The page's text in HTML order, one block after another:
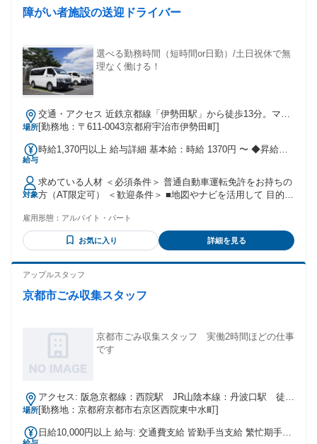
全額
理・車両誘導・歩行者誘導のお仕事経験者 勤務地問わず警備
ん・ママさんが活躍中の職場をお探しの方 大量募集など何人
かとサポートしながら一緒に働きたい方 前職居酒屋、飲食店
スタッフなど人と関わる仕事をしていた方 施設警備員・駐車
場警備・常駐警備のお仕事経験がある方や、単発で稼げる仕
る／ 学校、観光地、工場、病院、福祉施設、 オフィスビル、
鉄道、ショッピングモール、 ホテル、駐車場、イベント会
警備 守衛、パトロール 年齢の条件と理由：あり（18歳以上
障がい者施設の送迎ドライバー
選べる勤務時間（短時間or日勤）/土日祝休で無
理なく働ける！
場所
交通・アクセス 近鉄京都線「伊勢田駅」から徒歩13分。マイ
カー通勤可
[勤務地：〒611-0043京都府宇治市伊勢田町]
給与
時給1,370円以上 給与詳細 基本給：時給 1370円 〜 ◆昇給：
（3月支給） ※業績および勤務成績により 変動します
対象
求めている人材 ＜必須条件＞ 普通自動車運転免許をお持ちの
方（AT限定可） ＜歓迎条件＞ ■地図やナビを活用して 目的地
わりを大切にし、 喜びを分かち合える方 ■運転が好きな方 ■
福祉業界での勤務経験がある方 ◆こんな方に向いています ￣
￣￣￣￣￣￣￣￣￣￣￣￣￣ ・ご利用者さんの安全を最優先
て、単に目的地へ 送り届けるだけでなく、 一人ひとりへの適
転への 意識をお持ちの方 ・地域貢献に関心があり、 誰かの
雇用形態： アルバイト・パート
お気に入り 詳細を見る
アップルスタッフ
京都市ごみ収集スタッフ
京都市ごみ収集スタッフ 実働2時間ほどの仕事
です
場所
アクセス: 阪急京都線：西院駅 JR山陰本線：丹波口駅 徒歩
10分 駐輪場完備
[勤務地：京都府京都市右京区西院東中水町]
日給10,000円以上 給与: 交通費支給 皆勤手当支給 繁忙期手当